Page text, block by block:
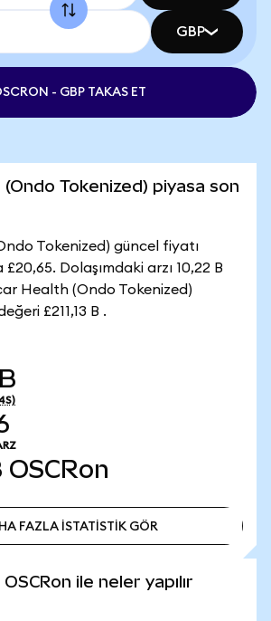
GBP
- GBP TAKAS ET
Tokenized) piyasa son
Tokenized) güncel fiyatı
£20,65. Dolaşımdaki arzı 10,22 B
Health (Ondo Tokenized)
£211,13 B .
OSCRon
FAZLA İSTATİSTİK GÖR
ile neler yapılır